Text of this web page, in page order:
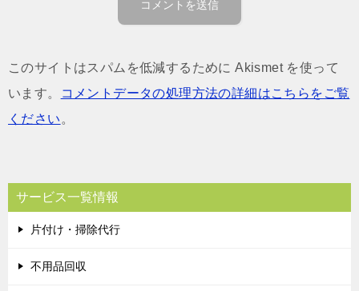
このサイトはスパムを低減するために Akismet を使って
います。
コメントデータの処理方法の詳細はこちらをご覧
ください 。
サービス一覧情報
片付け・掃除代行
不用品回収